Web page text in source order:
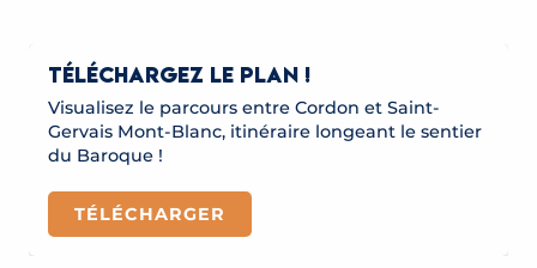
TÉLÉCHARGEZ LE PLAN !
Visualisez le parcours entre Cordon et Saint-
Gervais Mont-Blanc, itinéraire longeant le sentier
du Baroque !
TÉLÉCHARGER